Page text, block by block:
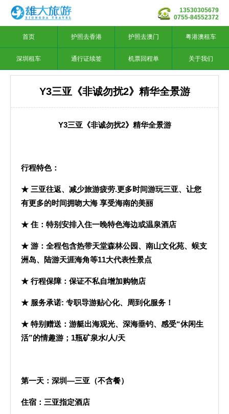
13530305679
0755-84552372
首页 护照去香港 护照去澳门 粤港澳租车
深圳租车 通行证续签 机票回程单 关于我们
Y3三亚《非诚勿扰2》精华全景游
Y3三亚《非诚勿扰2》精华全景游
行程特色：
★ 三亚往返、减少旅游疲劳.更多时间游玩三亚、让您
有更多的时间拥吻大海 享受海南的美丽
★ 住：特别安排入住一晚特色海边或温泉酒店
★ 游：全程包含热带天堂森林公园、南山文化苑、蜈支
洲岛、陆游天涯海角等11大代表性景点
★ 行程保障：保证不私自增加购物店
★ 服务承诺: 专职导游贴心化、周到化服务！
★ 特别赠送：游艇出海观光、深海垂钓、感受“休闲生
活”的情趣游；1瓶矿泉水/人/天
第一天： 深圳—三亚（不含餐）
住宿：三亚指定酒店